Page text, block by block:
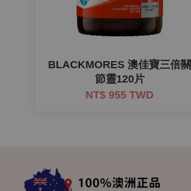
BLACKMORES 澳佳寶三倍關
節靈120片
NT$ 955 TWD